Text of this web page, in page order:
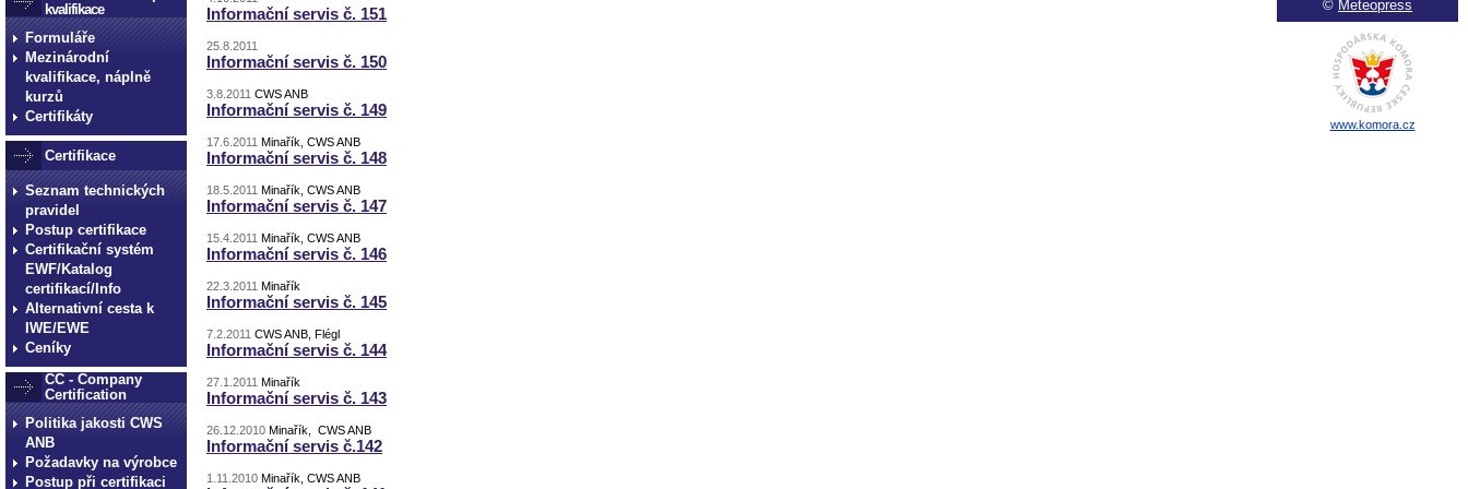
kvalifikace
Formuláře
Mezinárodní
kvalifikace, náplně
kurzů
Certifikáty
Certifikace
Seznam technických
pravidel
Postup certifikace
Certifikační systém
EWF/Katalog
certifikací/Info
Alternativní cesta k
IWE/EWE
Ceníky
CC - Company
Certification
Politika jakosti CWS
ANB
Požadavky na výrobce
Postup při certifikaci
Informační servis č. 151
25.8.2011
Informační servis č. 150
3.8.2011 CWS ANB
Informační servis č. 149
17.6.2011 Minařík, CWS ANB
Informační servis č. 148
18.5.2011 Minařík, CWS ANB
Informační servis č. 147
15.4.2011 Minařík, CWS ANB
Informační servis č. 146
22.3.2011 Minařík
Informační servis č. 145
7.2.2011 CWS ANB, Flégl
Informační servis č. 144
27.1.2011 Minařík
Informační servis č. 143
26.12.2010 Minařík, CWS ANB
Informační servis č.142
1.11.2010 Minařík, CWS ANB
© Meteopress
www.komora.cz